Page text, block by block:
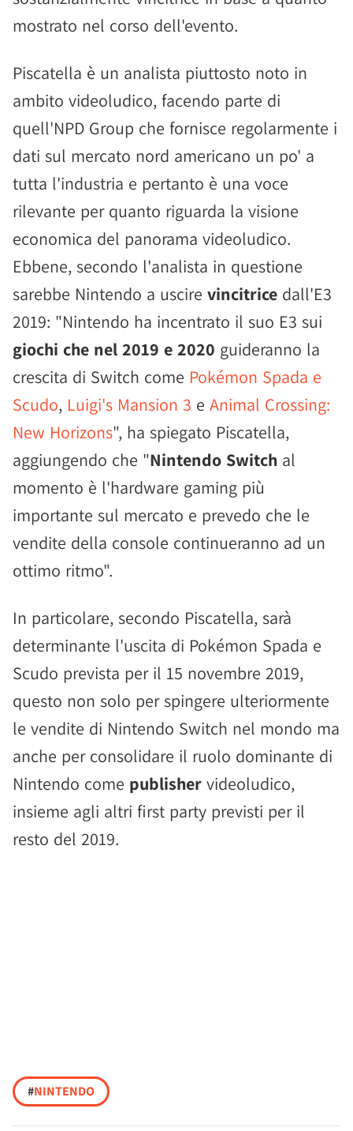
mostrato nel corso dell'evento.
Piscatella è un analista piuttosto noto in
ambito videoludico, facendo parte di
quell'NPD Group che fornisce regolarmente i
dati sul mercato nord americano un po' a
tutta l'industria e pertanto è una voce
rilevante per quanto riguarda la visione
economica del panorama videoludico.
Ebbene, secondo l'analista in questione
sarebbe Nintendo a uscire vincitrice dall'E3
2019: "Nintendo ha incentrato il suo E3 sui
giochi che nel 2019 e 2020 guideranno la
crescita di Switch come Pokémon Spada e
Scudo, Luigi's Mansion 3 e Animal Crossing:
New Horizons", ha spiegato Piscatella,
aggiungendo che "Nintendo Switch al
momento è l'hardware gaming più
importante sul mercato e prevedo che le
vendite della console continueranno ad un
ottimo ritmo".
In particolare, secondo Piscatella, sarà
determinante l'uscita di Pokémon Spada e
Scudo prevista per il 15 novembre 2019,
questo non solo per spingere ulteriormente
le vendite di Nintendo Switch nel mondo ma
anche per consolidare il ruolo dominante di
Nintendo come publisher videoludico,
insieme agli altri first party previsti per il
resto del 2019.
#NINTENDO